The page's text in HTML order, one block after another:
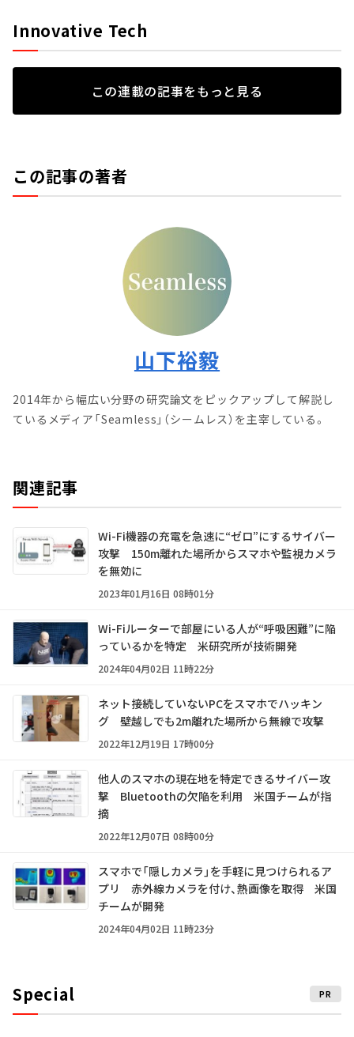
Innovative Tech
この連載の記事をもっと見る
この記事の著者
山下裕毅
2014年から幅広い分野の研究論文をピックアップして解説し
ているメディア「Seamless」（シームレス）を主宰している。
関連記事
Wi-Fi機器の充電を急速に“ゼロ”にするサイバー
攻撃 150m離れた場所からスマホや監視カメラ
を無効に
2023年01月16日 08時01分
Wi-Fiルーターで部屋にいる人が“呼吸困難”に陥
っているかを特定 米研究所が技術開発
2024年04月02日 11時22分
ネット接続していないPCをスマホでハッキン
グ 壁越しでも2m離れた場所から無線で攻撃
2022年12月19日 17時00分
他人のスマホの現在地を特定できるサイバー攻
撃 Bluetoothの欠陥を利用 米国チームが指
摘
2022年12月07日 08時00分
スマホで「隠しカメラ」を手軽に見つけられるア
プリ 赤外線カメラを付け、熱画像を取得 米国
チームが開発
2024年04月02日 11時23分
Special PR